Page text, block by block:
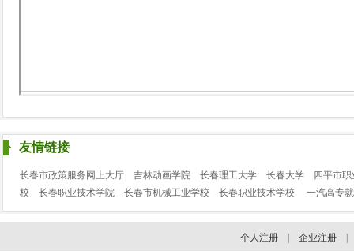
友情链接
长春市政策服务网上大厅 吉林动画学院 长春理工大学 长春大学
四平市
校
长春职业技术学院 长春市机械工业学校 长春职业技术学校 一汽高专
个人注册 企业注册